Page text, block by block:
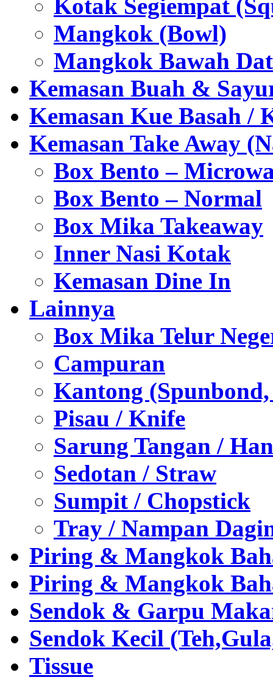
Kotak Segiempat
Mangkok (Bowl)
Mangkok Bawah
Kemasan Buah &
Kemasan Kue Basah /
Kemasan Take Away
Box Bento –
Box Bento – Normal
Box Mika Takeaway
Inner Nasi Kotak
Kemasan Dine In
Lainnya
Box Mika Telur
Campuran
Kantong
Pisau / Knife
Sarung Tangan /
Sedotan / Straw
Sumpit / Chopstick
Tray / Nampan
Piring & Mangkok
Piring & Mangkok
Sendok & Garpu
Sendok Kecil
Tissue